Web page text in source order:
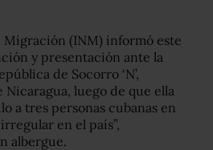
(INM) informó este
y presentación ante la
de Socorro ‘N’,
luego de que ella
a tres personas cubanas en
en el país”,
albergue.